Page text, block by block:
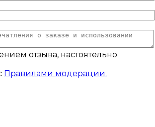
отзыва, настоятельно
Правилами модерации.